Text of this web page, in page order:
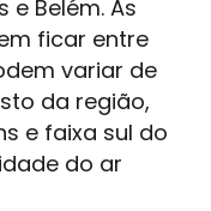
Belém. As
ficar entre
variar de
da região,
e faixa sul do
do ar